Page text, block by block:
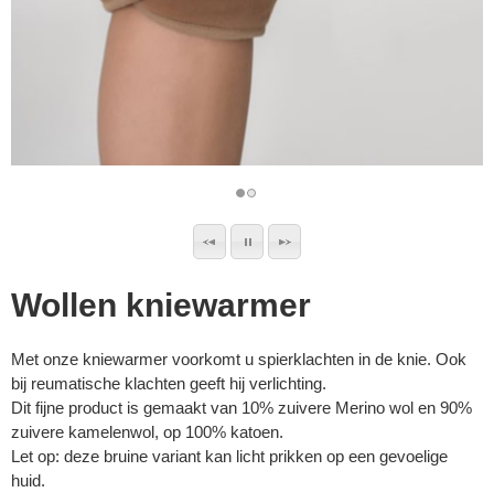
Wollen kniewarmer
Met onze kniewarmer voorkomt u spierklachten in de knie. Ook
bij reumatische klachten geeft hij verlichting.
Dit fijne product is gemaakt van 10% zuivere Merino wol en 90%
zuivere kamelenwol, op 100% katoen.
Let op: deze bruine variant kan licht prikken op een gevoelige
huid.